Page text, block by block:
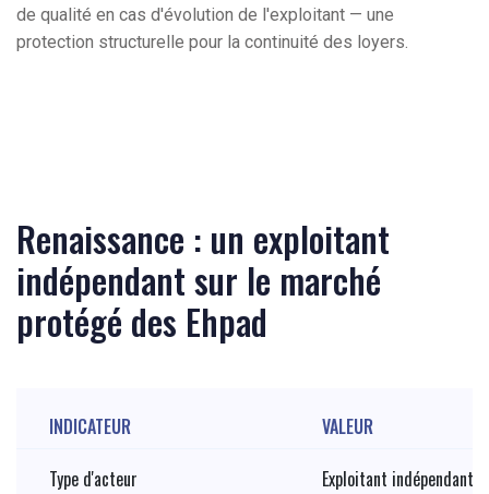
de qualité en cas d'évolution de l'exploitant — une
protection structurelle pour la continuité des loyers.
Renaissance : un exploitant
indépendant sur le marché
protégé des Ehpad
INDICATEUR
VALEUR
Type d'acteur
Exploitant indépendant